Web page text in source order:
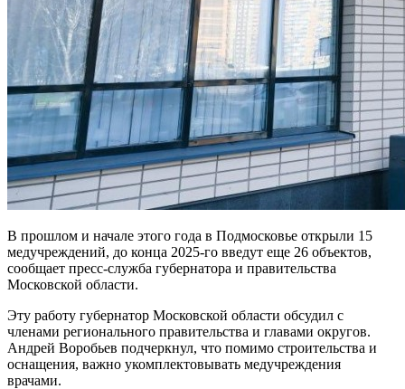
В прошлом и начале этого года в Подмосковье открыли 15
медучреждений, до конца 2025-го введут еще 26 объектов,
сообщает пресс-служба губернатора и правительства
Московской области.
Эту работу губернатор Московской области обсудил с
членами регионального правительства и главами округов.
Андрей Воробьев подчеркнул, что помимо строительства и
оснащения, важно укомплектовывать медучреждения
врачами.